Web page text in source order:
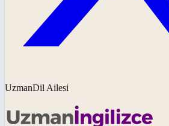
UzmanDil Ailesi